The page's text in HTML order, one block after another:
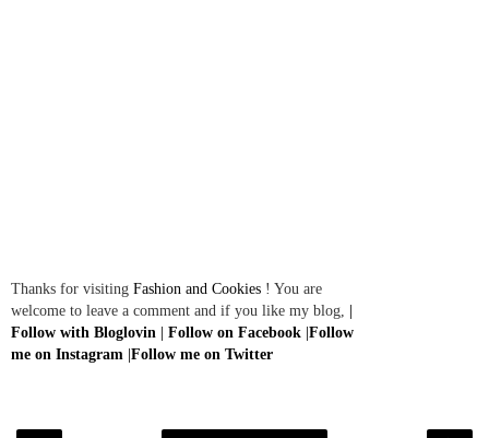
Thanks for visiting Fashion and Cookies ! You are
welcome to leave a comment and if you like my blog, |
Follow with Bloglovin | Follow on Facebook |Follow
me on Instagram |Follow me on Twitter